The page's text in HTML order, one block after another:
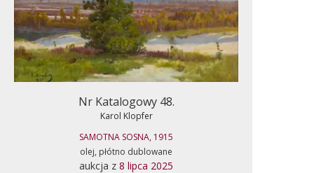
Nr Katalogowy 48.
Karol Klopfer
SAMOTNA SOSNA, 1915
olej, płótno dublowane
aukcja z 8 lipca 2025